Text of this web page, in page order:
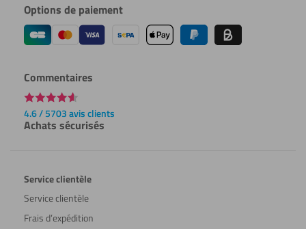
Options de paiement
Commentaires
4.6 / 5703 avis clients
Achats sécurisés
Service clientèle
Service clientèle
Frais d’expédition